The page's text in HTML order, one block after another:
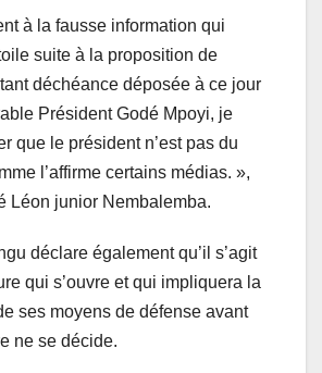
à la fausse information qui
suite à la proposition de
déchéance déposée à ce jour
Président Godé Mpoyi, je
que le président n’est pas du
l’affirme certains médias. »,
Léon junior Nembalemba.
déclare également qu’il s’agit
qui s’ouvre et qui impliquera la
ses moyens de défense avant
ne se décide.